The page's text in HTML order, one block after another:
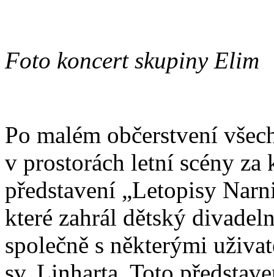
Foto koncert skupiny Elim
Po malém občerstvení
v prostorách letní scény
představení „Letopisy
které zahrál dětský
společně s některými